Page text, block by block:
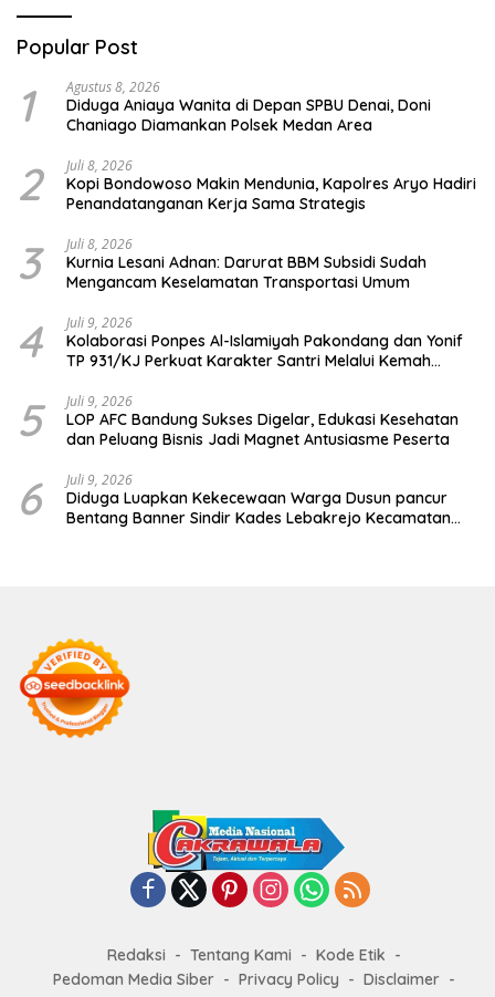
Popular Post
1 Agustus 8, 2026
Diduga Aniaya Wanita di Depan SPBU Denai, Doni
Chaniago Diamankan Polsek Medan Area
2 Juli 8, 2026
Kopi Bondowoso Makin Mendunia, Kapolres Aryo Hadiri
Penandatanganan Kerja Sama Strategis
3 Juli 8, 2026
Kurnia Lesani Adnan: Darurat BBM Subsidi Sudah
Mengancam Keselamatan Transportasi Umum
4 Juli 9, 2026
Kolaborasi Ponpes Al-Islamiyah Pakondang dan Yonif
TP 931/KJ Perkuat Karakter Santri Melalui Kemah
5 Juli 9, 2026
LOP AFC Bandung Sukses Digelar, Edukasi Kesehatan
dan Peluang Bisnis Jadi Magnet Antusiasme Peserta
6 Juli 9, 2026
Diduga Luapkan Kekecewaan Warga Dusun pancur
Bentang Banner Sindir Kades Lebakrejo Kecamatan
Redaksi Tentang Kami
Kode Etik
Pedoman Media Siber
Privacy Policy
Disclaimer